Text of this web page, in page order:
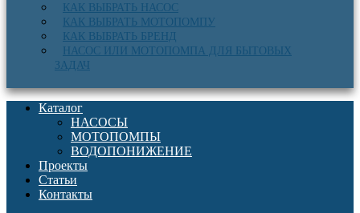
КАК ВЫБРАТЬ НАСОС
КАК ВЫБРАТЬ МОТОПОМПУ
КАК ВЫБРАТЬ БРЕНД
НАСОС ИЛИ МОТОПОМПА ДЛЯ БЫТОВЫХ
ЗАДАЧ
Каталог
НАСОСЫ
МОТОПОМПЫ
ВОДОПОНИЖЕНИЕ
Проекты
Статьи
Контакты